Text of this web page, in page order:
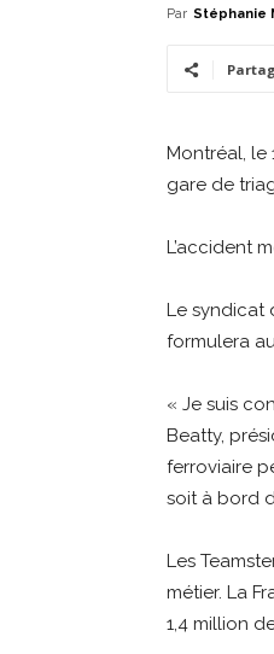
Par Stéphanie
Montréal, le
gare de
L’accident
Le syndicat
formulera
« Je suis
Beatty,
ferroviaire
soit à bord
Les
métier. La
1,4 million